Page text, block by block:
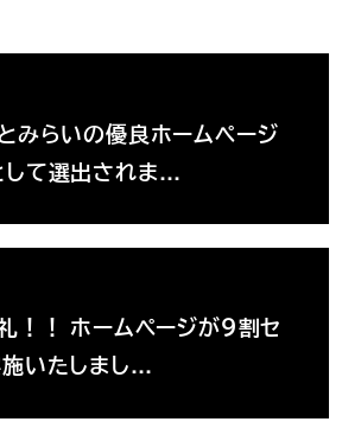
みらいの優良ホームページ
して選出されま…
！！ ホームページが９割セ
いたしまし…